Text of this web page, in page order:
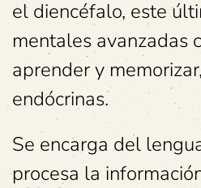
el diencéfalo, este
mentales avanzadas
aprender y
endócrinas.
Se encarga del
procesa la